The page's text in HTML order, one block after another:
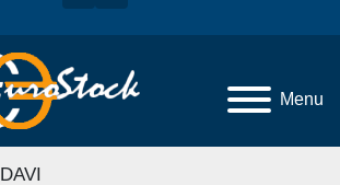
Menu
DAVI